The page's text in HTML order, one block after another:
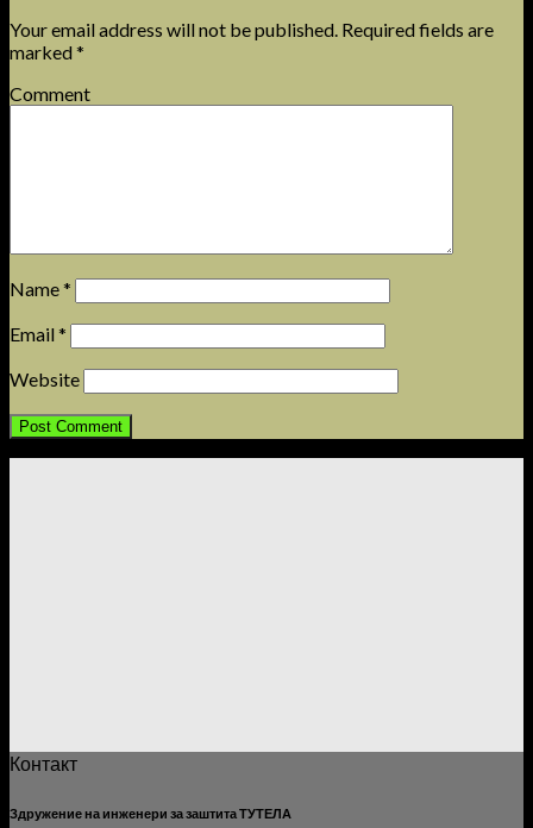
Your email address will not be published. Required fields are
marked*
Comment
Name*
Email*
Website
Контакт
Здружение на инженери за заштита ТУТЕЛА